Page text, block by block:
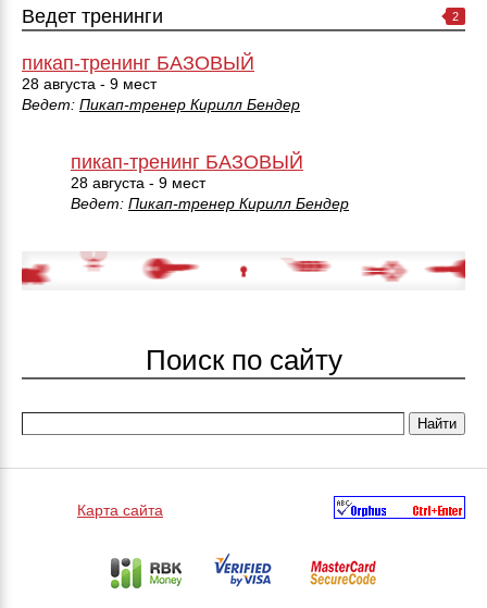
Ведет тренинги 2
пикап-тренинг БАЗОВЫЙ
28 августа - 9 мест
Ведет: Пикап-тренер Кирилл Бендер
пикап-тренинг БАЗОВЫЙ
28 августа - 9 мест
Ведет: Пикап-тренер Кирилл Бендер
Поиск по сайту
Карта сайта